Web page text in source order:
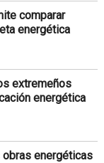
comparar
energética
extremeños
energética
energéticas